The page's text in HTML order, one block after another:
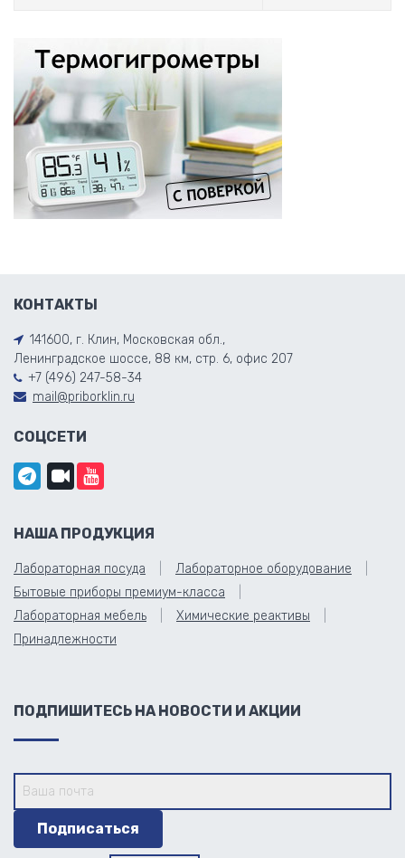
КОНТАКТЫ
141600, г. Клин, Московская обл.,
Ленинградское шоссе, 88 км, стр. 6, офис 207
+7 (496) 247-58-34
mail@priborklin.ru
СОЦСЕТИ
НАША ПРОДУКЦИЯ
Лабораторная посуда
Лабораторное оборудование
Бытовые приборы премиум-класса
Лабораторная мебель
Химические реактивы
Принадлежности
ПОДПИШИТЕСЬ НА НОВОСТИ И АКЦИИ